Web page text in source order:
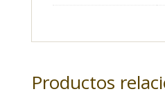
Productos